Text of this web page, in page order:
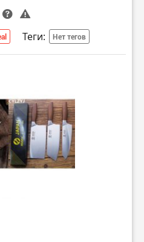
Теги: Нет тегов